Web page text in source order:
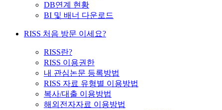
DB연계 현황
BI 및 배너 다운로드
RISS 처음 방문 이세요?
RISS란?
RISS 이용권한
내 관심논문 등록방법
RISS 자료 유형별 이용방법
복사/대출 이용방법
해외전자자료 이용방법